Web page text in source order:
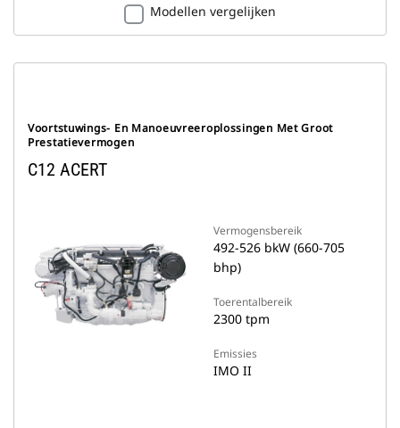
Modellen vergelijken
Voortstuwings- En Manoeuvreeroplossingen Met Groot
Prestatievermogen
C12 ACERT
Vermogensbereik
492-526 bkW (660-705
bhp)
Toerentalbereik
2300 tpm
Emissies
IMO II